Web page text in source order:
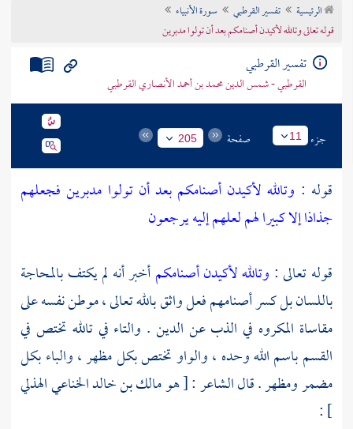
تراجم الأعلام
الرئيسية تفسير القرطبي
سورة الأنبياء
قوله تعالى وتالله لأكيدن أصنامكم بعد أن تولوا مدبرين
تفسير القرطبي
القرطبي - شمس الدين محمد بن أحمد الأنصاري القرطبي
جزء 11 صفحة 205
قوله : وتالله لأكيدن أصنامكم بعد أن تولوا مدبرين فجعلهم
جذاذا إلا كبيرا لهم لعلهم إليه يرجعون
قوله تعالى : وتالله لأكيدن أصنامكمأخبر أنه لم يكتف بالمحاجة
باللسان بل كسر أصنامهم فعل واثق بالله تعالى ، موطن نفسه على
مقاساة المكروه في الذب عن الدين . والتاء في تالله تختص في
القسم باسم الله وحده ، والواو تختص بكل مظهر ، والباء بكل
مضمر ومظهر . قال الشاعر : [ هومالك بن خالد الخناعي الهذلي
] :